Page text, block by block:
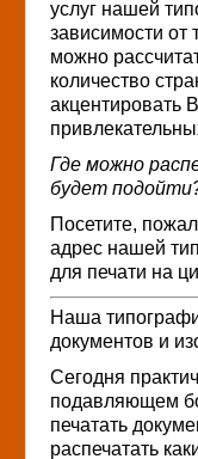
услуг нашей
зависимости от
можно
количество
акцентировать
Где можно
будет
Посетите,
адрес нашей
для печати на
Наша
документов и
Сегодня
подавляющем
печатать
распечатать